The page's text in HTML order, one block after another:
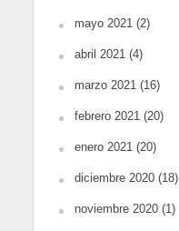
mayo 2021 (2)
abril 2021 (4)
marzo 2021 (16)
febrero 2021 (20)
enero 2021 (20)
diciembre 2020(18)
noviembre 2020(1)